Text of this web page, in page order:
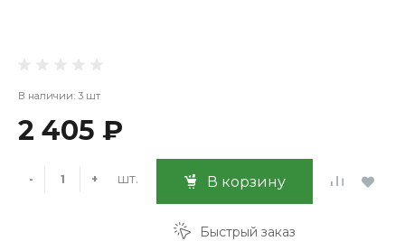
В наличии: 3 шт
2 405 ₽
- + шт. В корзину
Быстрый заказ